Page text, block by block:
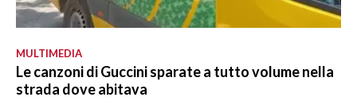
MULTIMEDIA
Le canzoni di Guccini sparate a tutto volume nella
strada dove abitava